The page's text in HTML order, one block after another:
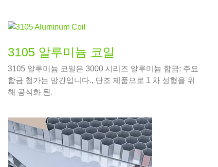
3105 알루미늄 코일
3105 알루미늄 코일은 3000 시리즈 알루미늄 합금: 주요
합금 첨가는 망간입니다., 단조 제품으로 1 차 성형을 위
해 공식화 된.